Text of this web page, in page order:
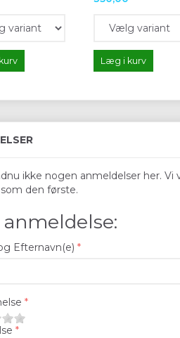
Læg i kurv
ikke nogen anmeldelser her. Vi
den første.
Efternavn(e)